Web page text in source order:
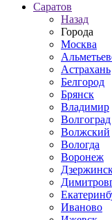
Саратов
Назад
Города
Москва
Астрахань
Белгород
Брянск
Владимир
Волгоград
Волжский
Вологда
Воронеж
Иваново